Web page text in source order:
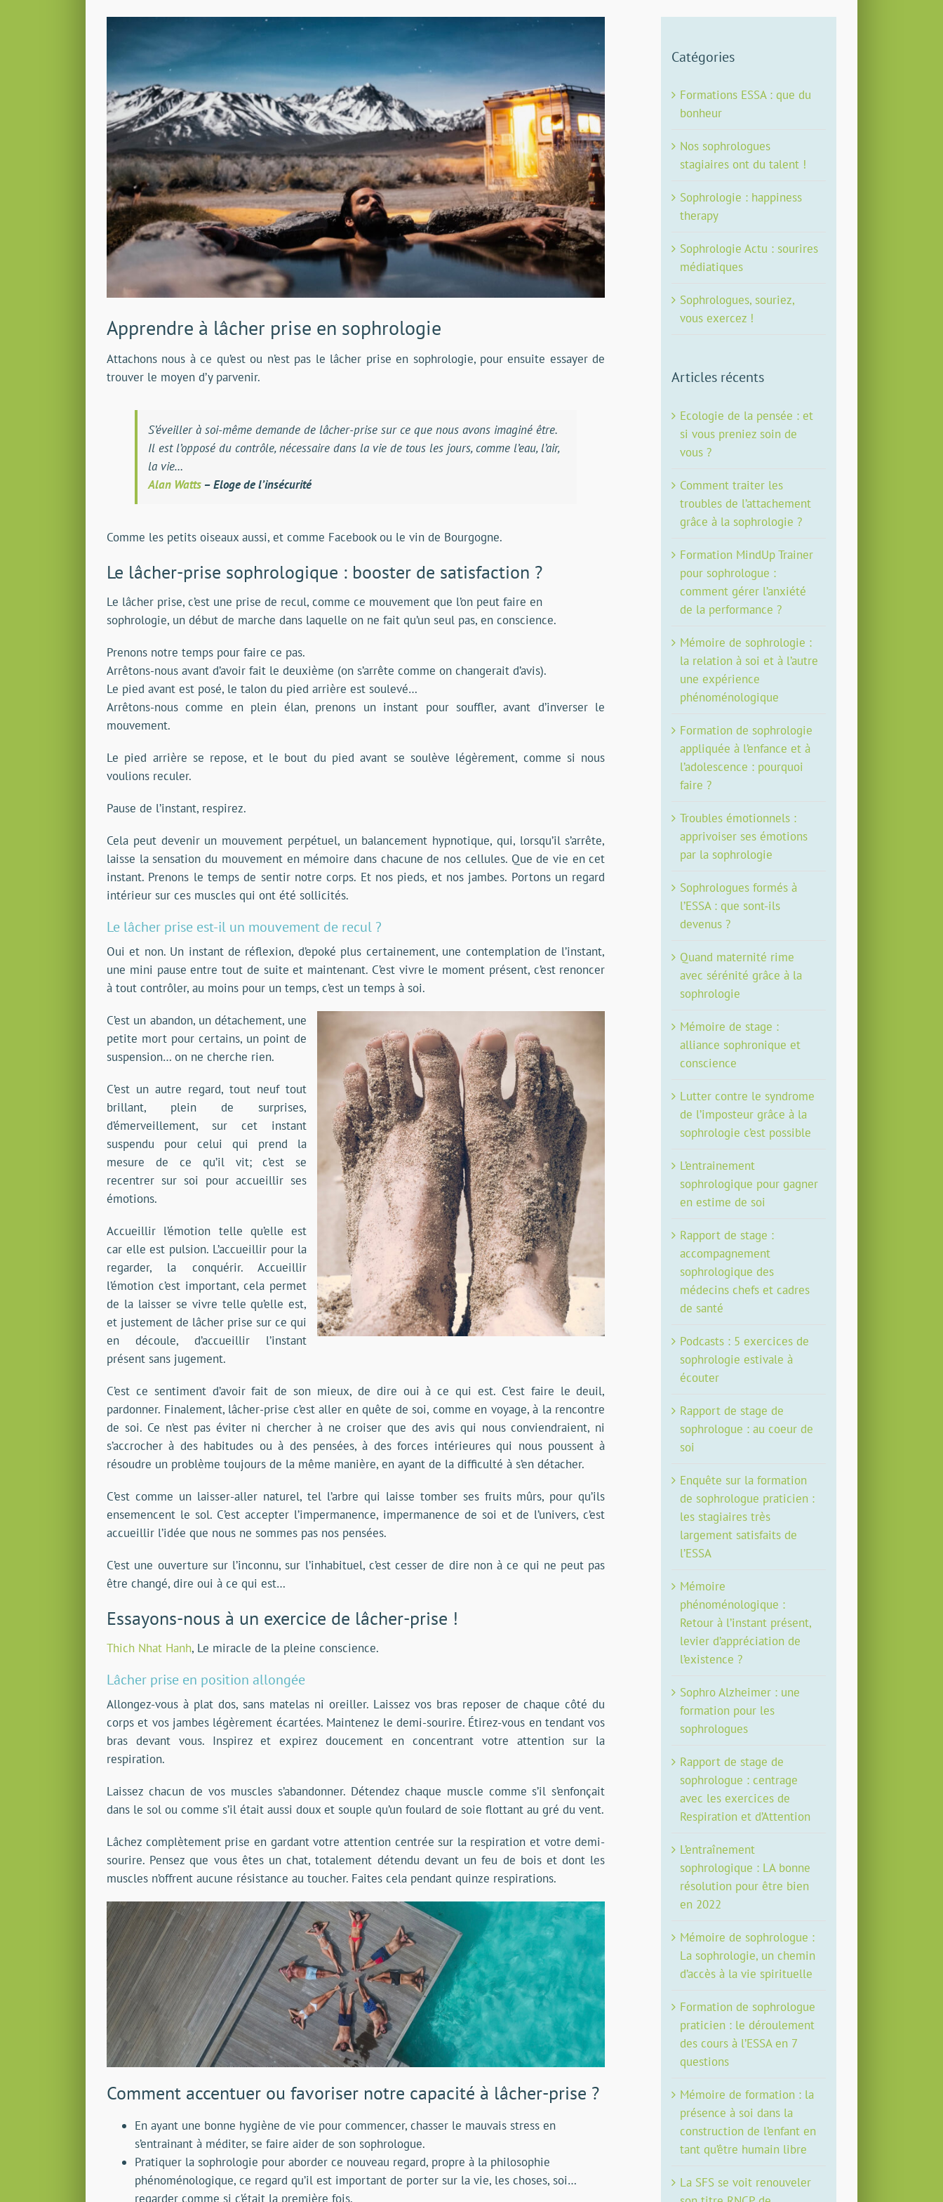
agrandie
Apprendre à lâcher prise en sophrologie
Attachons nous à ce qu’est ou n’est pas le lâcher prise en sophrologie, pour ensuite essayer de
trouver le moyen d’y parvenir.
S’éveiller à soi-même demande de lâcher-prise sur ce que nous avons imaginé être.
Il est l’opposé du contrôle, nécessaire dans la vie de tous les jours, comme l’eau, l’air,
la vie…
Alan Watts – Eloge de l’insécurité
Comme les petits oiseaux aussi, et comme Facebook ou le vin de Bourgogne.
Le lâcher-prise sophrologique : booster de satisfaction ?
Le lâcher prise, c’est une prise de recul, comme ce mouvement que l’on peut faire en
sophrologie, un début de marche dans laquelle on ne fait qu’un seul pas, en conscience.
Prenons notre temps pour faire ce pas.
Arrêtons-nous avant d’avoir fait le deuxième (on s’arrête comme on changerait d’avis).
Le pied avant est posé, le talon du pied arrière est soulevé…
Arrêtons-nous comme en plein élan, prenons un instant pour souffler, avant d’inverser le
mouvement.
Le pied arrière se repose, et le bout du pied avant se soulève légèrement, comme si nous
voulions reculer.
Pause de l’instant, respirez.
Cela peut devenir un mouvement perpétuel, un balancement hypnotique, qui, lorsqu’il s’arrête,
laisse la sensation du mouvement en mémoire dans chacune de nos cellules. Que de vie en cet
instant. Prenons le temps de sentir notre corps. Et nos pieds, et nos jambes. Portons un regard
intérieur sur ces muscles qui ont été sollicités.
Le lâcher prise est-il un mouvement de recul ?
Oui et non. Un instant de réflexion, d’epoké plus certainement, une contemplation de l’instant,
une mini pause entre tout de suite et maintenant. C’est vivre le moment présent, c’est renoncer
à tout contrôler, au moins pour un temps, c’est un temps à soi.
C’est un abandon, un détachement, une
petite mort pour certains, un point de
suspension… on ne cherche rien.
C’est un autre regard, tout neuf tout
brillant, plein de surprises,
d’émerveillement, sur cet instant
suspendu pour celui qui prend la
mesure de ce qu’il vit; c’est se
recentrer sur soi pour accueillir ses
émotions.
Accueillir l’émotion telle qu’elle est
car elle est pulsion. L’accueillir pour la
regarder, la conquérir. Accueillir
l’émotion c’est important, cela permet
de la laisser se vivre telle qu’elle est,
et justement de lâcher prise sur ce qui
en découle, d’accueillir l’instant
présent sans jugement.
C’est ce sentiment d’avoir fait de son mieux, de dire oui à ce qui est. C’est faire le deuil,
pardonner. Finalement, lâcher-prise c’est aller en quête de soi, comme en voyage, à la rencontre
de soi. Ce n’est pas éviter ni chercher à ne croiser que des avis qui nous conviendraient, ni
s’accrocher à des habitudes ou à des pensées, à des forces intérieures qui nous poussent à
résoudre un problème toujours de la même manière, en ayant de la difficulté à s’en détacher.
C’est comme un laisser-aller naturel, tel l’arbre qui laisse tomber ses fruits mûrs, pour qu’ils
ensemencent le sol. C’est accepter l’impermanence, impermanence de soi et de l’univers, c’est
accueillir l’idée que nous ne sommes pas nos pensées.
C’est une ouverture sur l’inconnu, sur l’inhabituel, c’est cesser de dire non à ce qui ne peut pas
être changé, dire oui à ce qui est…
Essayons-nous à un exercice de lâcher-prise !
Thich Nhat Hanh, Le miracle de la pleine conscience.
Lâcher prise en position allongée
Allongez-vous à plat dos, sans matelas ni oreiller. Laissez vos bras reposer de chaque côté du
corps et vos jambes légèrement écartées. Maintenez le demi-sourire. Étirez-vous en tendant vos
bras devant vous. Inspirez et expirez doucement en concentrant votre attention sur la
respiration.
Laissez chacun de vos muscles s’abandonner. Détendez chaque muscle comme s’il s’enfonçait
dans le sol ou comme s’il était aussi doux et souple qu’un foulard de soie flottant au gré du vent.
Lâchez complètement prise en gardant votre attention centrée sur la respiration et votre demi-
sourire. Pensez que vous êtes un chat, totalement détendu devant un feu de bois et dont les
muscles n’offrent aucune résistance au toucher. Faites cela pendant quinze respirations.
Comment accentuer ou favoriser notre capacité à lâcher-prise ?
En ayant une bonne hygiène de vie pour commencer, chasser le mauvais stress en
s’entrainant à méditer, se faire aider de son sophrologue.
Pratiquer la sophrologie pour aborder ce nouveau regard, propre à la philosophie
phénoménologique, ce regard qu’il est important de porter sur la vie, les choses, soi…
regarder comme si c’était la première fois.
Catégories
Formations ESSA : que du
bonheur
Nos sophrologues
stagiaires ont du talent !
Sophrologie : happiness
therapy
Sophrologie Actu : sourires
médiatiques
Sophrologues, souriez,
vous exercez !
Articles récents
Ecologie de la pensée : et
si vous preniez soin de
vous ?
Comment traiter les
troubles de l’attachement
grâce à la sophrologie ?
Formation MindUp Trainer
pour sophrologue :
comment gérer l’anxiété
de la performance ?
Mémoire de sophrologie :
la relation à soi et à l’autre
une expérience
phénoménologique
Formation de sophrologie
appliquée à l’enfance et à
l’adolescence : pourquoi
faire ?
Troubles émotionnels :
apprivoiser ses émotions
par la sophrologie
Sophrologues formés à
l’ESSA : que sont-ils
devenus ?
Quand maternité rime
avec sérénité grâce à la
sophrologie
Mémoire de stage :
alliance sophronique et
conscience
Lutter contre le syndrome
de l’imposteur grâce à la
sophrologie c’est possible
L’entrainement
sophrologique pour gagner
en estime de soi
Rapport de stage :
accompagnement
sophrologique des
médecins chefs et cadres
de santé
Podcasts : 5 exercices de
sophrologie estivale à
écouter
Rapport de stage de
sophrologue : au coeur de
soi
Enquête sur la formation
de sophrologue praticien :
les stagiaires très
largement satisfaits de
l’ESSA
Mémoire
phénoménologique :
Retour à l’instant présent,
levier d’appréciation de
l’existence ?
Sophro Alzheimer : une
formation pour les
sophrologues
Rapport de stage de
sophrologue : centrage
avec les exercices de
Respiration et d’Attention
L’entraînement
sophrologique : LA bonne
résolution pour être bien
en 2022
Mémoire de sophrologue :
La sophrologie, un chemin
d’accès à la vie spirituelle
Formation de sophrologue
praticien : le déroulement
des cours à l’ESSA en 7
questions
Mémoire de formation : la
présence à soi dans la
construction de l’enfant en
tant qu’être humain libre
La SFS se voit renouveler